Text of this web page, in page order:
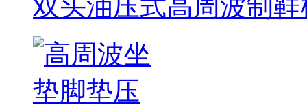
双头油压式高周波制鞋